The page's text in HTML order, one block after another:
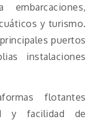
embarcaciones,
y turismo.
puertos
instalaciones
flotantes
y facilidad de